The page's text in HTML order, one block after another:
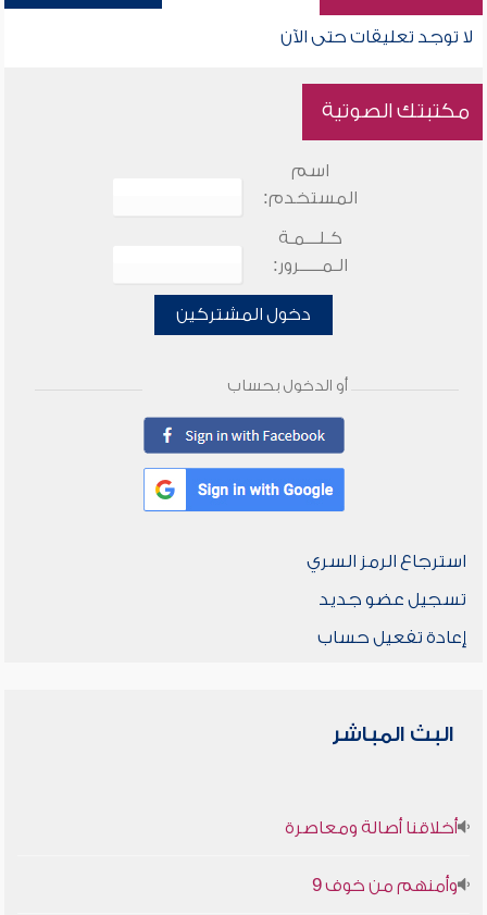
لا توجد تعليقات حتى الآن
مكتبتك الصوتية
اسم
المستخدم:
كـلـــمـة
الـمـــــرور:
دخول المشتركين
أو الدخول بحساب
استرجاع الرمز السري
تسجيل عضو جديد
إعادة تفعيل حساب
البث المباشر
أخلاقنا أصالة ومعاصرة
وأمنهم من خوف 9